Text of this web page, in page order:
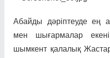
Абайды дәріптеуде ең
мен шығармалар
шымкент қалалық